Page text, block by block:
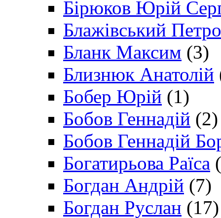
Бірюков Юрій
Блажівський Петро
Бланк Максим (3)
Близнюк Анатолій
Бобер Юрій (1)
Бобов Геннадій (2)
Бобов Геннадій
Богатирьова Раїса
Богдан Андрій (7)
Богдан Руслан (17)